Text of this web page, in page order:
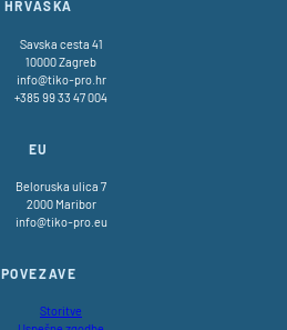
HRVAŠKA
Savska cesta 41
10000 Zagreb
info@tiko-pro.hr
+385 99 33 47 004
EU
Beloruska ulica 7
2000 Maribor
info@tiko-pro.eu
POVEZAVE
Storitve